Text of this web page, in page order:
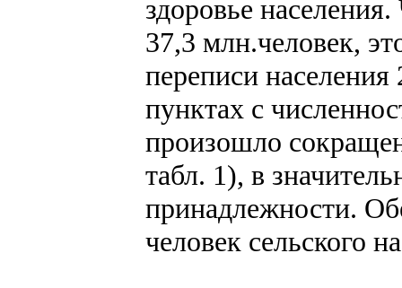
здоровье
37,3 млн.человек,
переписи
пунктах с
произошло
табл. 1), в
принадлежности.
человек сельского